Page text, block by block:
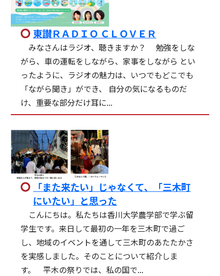
東讃ＲＡＤＩＯ ＣＬＯＶＥＲ
みなさんはラジオ、聴きますか？ 勉強をしな
がら、車の運転をしながら、家事をしながら とい
ったように、ラジオの魅力は、いつでもどこでも
「ながら聞き」ができ、 自分の気になるものだ
け、重要な部分だけ耳に...
「また来たい」じゃなくて、「三木町
にいたい」と思った
こんにちは。私たちは香川大学農学部で学ぶ留
学生です。来日して最初の一年を三木町で過ご
し、地域のイベントを通して三木町のあたたかさ
を実感しました。そのことについて紹介しま
す。 平木の祭りでは、私の国で...